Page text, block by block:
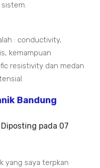
sistem.
: conductivity,
kemampuan
resistivity dan medan
Bandung
Diposting pada 07
yang saya terpkan